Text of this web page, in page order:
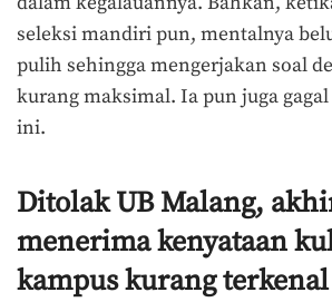
seleksi mandiri pun, mentalnya
pulih sehingga mengerjakan soal
kurang maksimal. Ia pun juga
ini.
Ditolak UB Malang,
menerima kenyataan
kampus kurang terkenal